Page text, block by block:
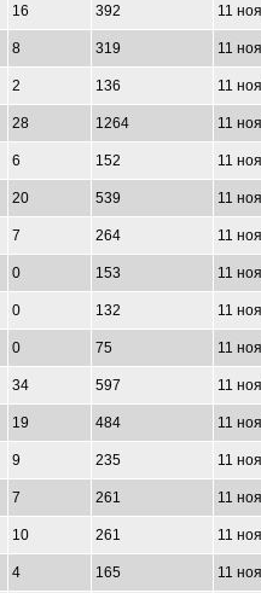
16 392 11
8 319 11
2 136 11
28 1264 11
6 152 11
20 539 11
7 264 11
0 153 11
0 132 11
0 75 11
34 597 11
19 484 11
9 235 11
7 261 11
10 261 11
4 165 11